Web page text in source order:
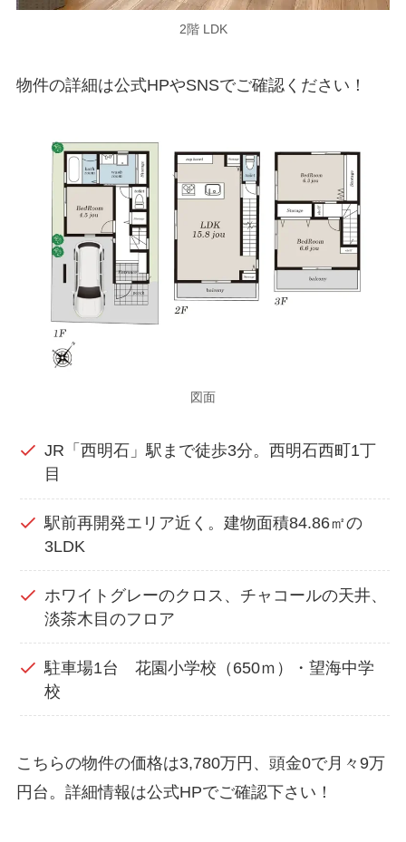
2階 LDK
物件の詳細は公式HPやSNSでご確認ください！
図面
JR「西明石」駅まで徒歩3分。西明石西町1丁
目
駅前再開発エリア近く。建物面積84.86㎡の
3LDK
ホワイトグレーのクロス、チャコールの天井、
淡茶木目のフロア
駐車場1台 花園小学校（650ｍ）・望海中学
校
こちらの物件の価格は3,780万円、頭金0で月々9万
円台。詳細情報は公式HPでご確認下さい！